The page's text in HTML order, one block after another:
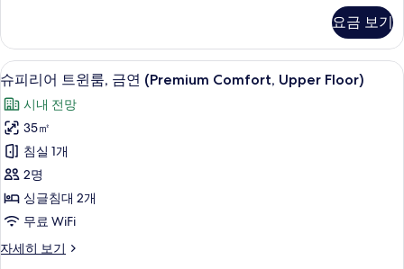
사
진
모
두
보
기
윈
룸,
금
연
(Premier,
Upper
Floor)
자
세
히
보
기
요금 보기
슈
피
리
어
트
윈
룸,
금
연
7
슈피리어 트윈룸, 금연 (Premium Comfort, Upper Floor)
시내 전망
35㎡
침실 1개
2명
싱글침대 2개
무료 WiFi
자세히 보기
슈